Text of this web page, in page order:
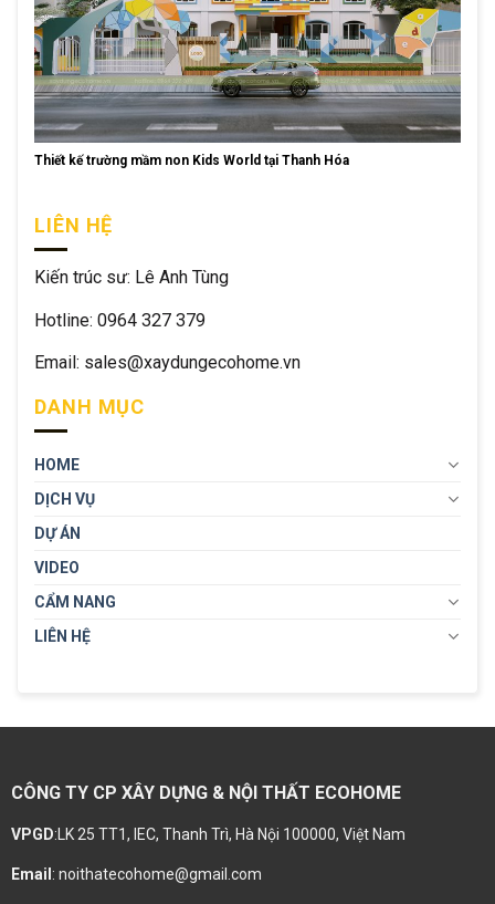
Thiết kế trường mầm non Kids World tại Thanh Hóa
LIÊN HỆ
Kiến trúc sư: Lê Anh Tùng
Hotline: 0964 327 379
Email: sales@xaydungecohome.vn
DANH MỤC
HOME
DỊCH VỤ
DỰ ÁN
VIDEO
CẨM NANG
LIÊN HỆ
CÔNG TY CP XÂY DỰNG & NỘI THẤT ECOHOME
VPGD:LK 25 TT1, IEC, Thanh Trì, Hà Nội 100000, Việt Nam
Email : noithatecohome@gmail.com